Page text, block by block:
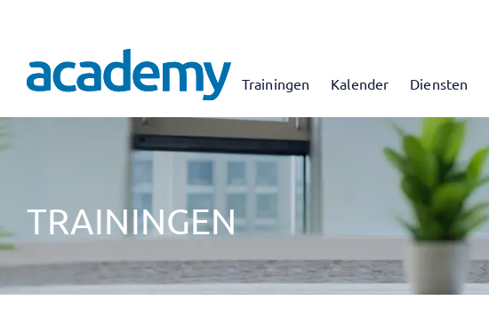
Trainingen Kalender Diensten
TRAININGEN